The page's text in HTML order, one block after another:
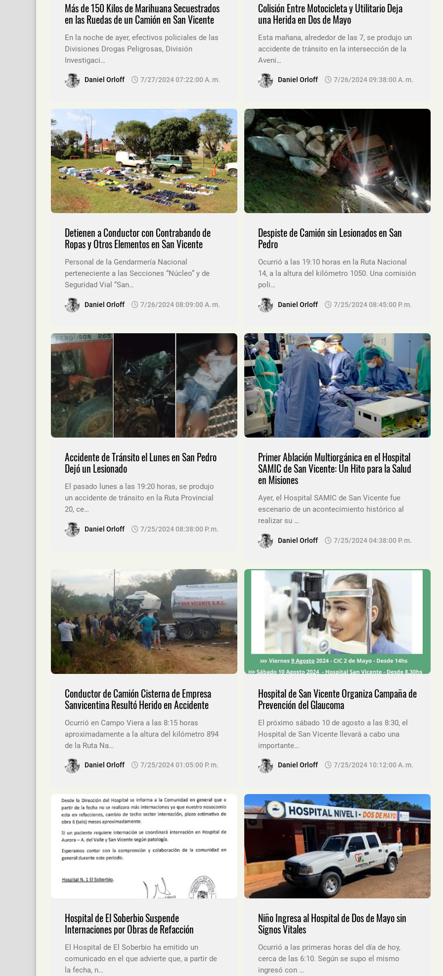
Más de 150 Kilos de Marihuana Secuestrados
en las Ruedas de un Camión en San Vicente
En la noche de ayer, efectivos policiales de las
Divisiones Drogas Peligrosas, División
Investigaci…
Daniel Orloff 7/27/2024 07:22:00 A. M.
Colisión Entre Motocicleta y Utilitario Deja
una Herida en Dos de Mayo
Esta mañana, alrededor de las 7, se produjo un
accidente de tránsito en la intersección de la
Aveni…
Daniel Orloff 7/26/2024 09:38:00 A. M.
Detienen a Conductor con Contrabando de
Ropas y Otros Elementos en San Vicente
Personal de la Gendarmería Nacional
perteneciente a las Secciones “Núcleo” y de
Seguridad Vial “San…
Daniel Orloff 7/26/2024 08:09:00 A. M.
Despiste de Camión sin Lesionados en San
Pedro
Ocurrió a las 19:10 horas en la Ruta Nacional
14, a la altura del kilómetro 1050. Una comisión
poli…
Daniel Orloff 7/25/2024 08:45:00 P. M.
Accidente de Tránsito el Lunes en San Pedro
Dejó un Lesionado
El pasado lunes a las 19:20 horas, se produjo
un accidente de tránsito en la Ruta Provincial
20, ce…
Daniel Orloff 7/25/2024 08:38:00 P. M.
Primer Ablación Multiorgánica en el Hospital
SAMIC de San Vicente: Un Hito para la Salud
en Misiones
Ayer, el Hospital SAMIC de San Vicente fue
escenario de un acontecimiento histórico al
realizar su …
Daniel Orloff 7/25/2024 04:38:00 P. M.
Conductor de Camión Cisterna de Empresa
Sanvicentina Resultó Herido en Accidente
Ocurrió en Campo Viera a las 8:15 horas
aproximadamente a la altura del kilómetro 894
de la Ruta Na…
Daniel Orloff 7/25/2024 01:05:00 P. M.
Hospital de San Vicente Organiza Campaña de
Prevención del Glaucoma
El próximo sábado 10 de agosto a las 8:30, el
Hospital de San Vicente llevará a cabo una
importante…
Daniel Orloff 7/25/2024 10:12:00 A. M.
Hospital de El Soberbio Suspende
Internaciones por Obras de Refacción
El Hospital de El Soberbio ha emitido un
comunicado en el que advierte que, a partir de
la fecha, n…
Niño Ingresa al Hospital de Dos de Mayo sin
Signos Vitales
Ocurrió a las primeras horas del día de hoy,
cerca de las 6:10. Según se supo el mismo
ingresó con …